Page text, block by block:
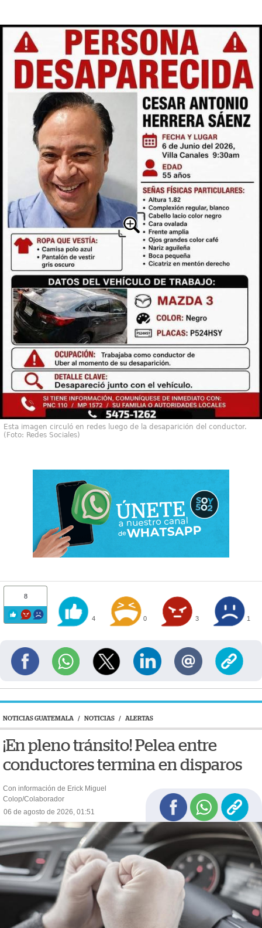
Esta imagen circuló en redes luego de la desaparición del conductor.
(Foto: Redes Sociales)
8
4 0 3 1
NOTICIAS GUATEMALA / NOTICIAS / ALERTAS
¡En pleno tránsito! Pelea entre
conductores termina en disparos
Con información de Erick Miguel
Colop/Colaborador
06 de agosto de 2026, 01:51